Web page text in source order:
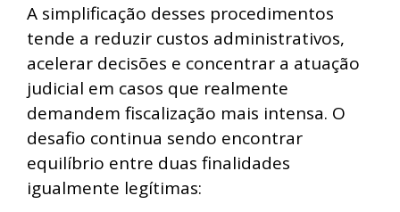
A simplificação desses procedimentos
tende a reduzir custos administrativos,
acelerar decisões e concentrar a atuação
judicial em casos que realmente
demandem fiscalização mais intensa. O
desafio continua sendo encontrar
equilíbrio entre duas finalidades
igualmente legítimas: